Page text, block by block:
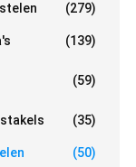
(279)
(139)
(59)
(35)
(50)